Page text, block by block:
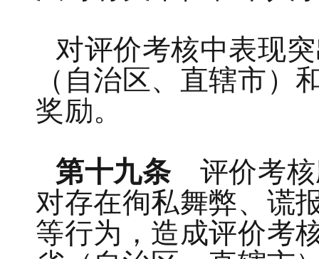
对评价考核中表现
（自治区、直辖市
奖励。
第十九条评价考核
对存在徇私舞弊、谎
等行为，造成评价考